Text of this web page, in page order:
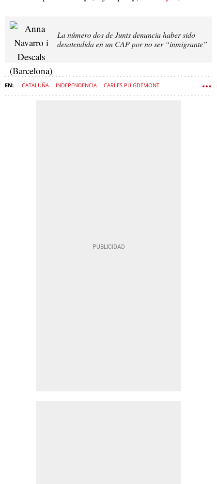
La número dos de Junts denuncia haber sido
desatendida en un CAP por no ser “inmigrante”
CATALUÑA INDEPENDENCIA CARLES PUIGDEMONT